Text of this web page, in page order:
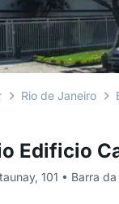
Edificio
101 • Barra
Rio de Janeiro